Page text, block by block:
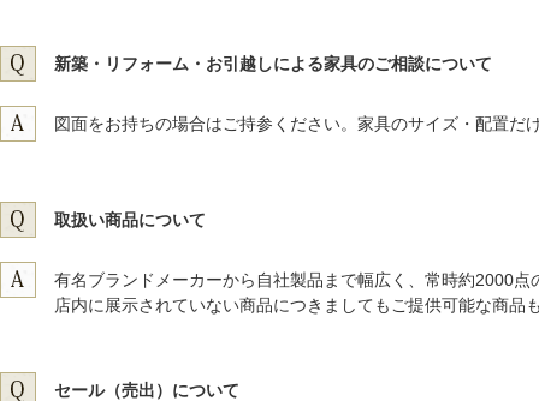
新築・リフォーム・お引越しによる家具のご相談について
図面をお持ちの場合はご持参ください。家具のサイズ・配置
取扱い商品について
有名ブランドメーカーから自社製品まで幅広く、常時約2000点
店内に展示されていない商品につきましてもご提供可能な商
セール（売出）について